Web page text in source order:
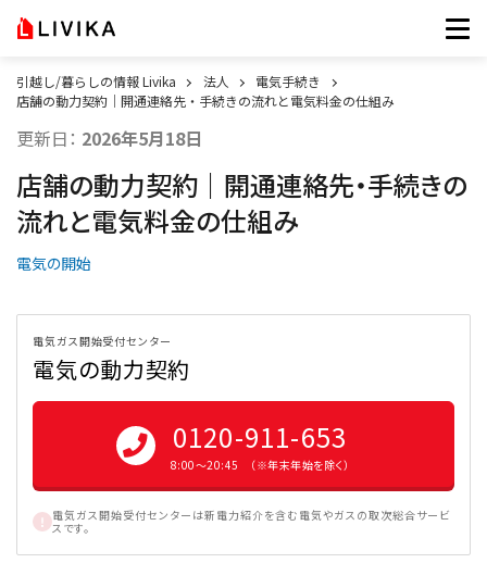
引越し/暮らしの情報 Livika 法人
電気手続き
店舗の動力契約｜開通連絡先・手続きの流れと電気料金の仕組み
更新日： 2026年5月18日
店舗の動力契約｜開通連絡先・手続きの
流れと電気料金の仕組み
電気の開始
電気ガス開始受付センター
電気の動力契約
0120-911-653
8:00〜20:45 （※年末年始を除く）
電気ガス開始受付センターは新電力紹介を含む電気やガスの取次総合サービ
スです。